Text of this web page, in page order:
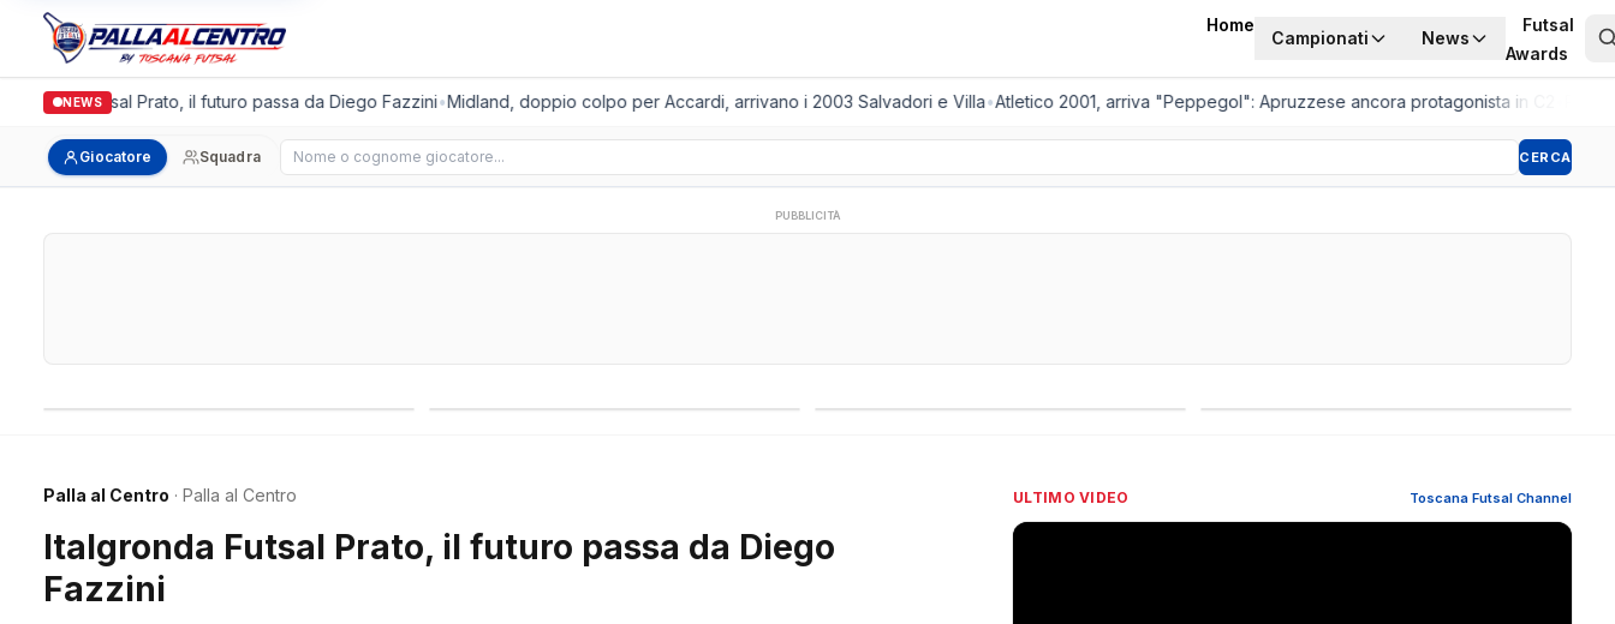
Home
Campionati News
Futsal
Awards
NEWS
Futsal Prato, il futuro passa da Diego Fazzini•Midland, doppio colpo per Accardi, arrivano i 2003 Salvadori e Villa•Atletico 2001, arriva "Peppegol": Apruzzese ancora protagonista in C2
Giocatore Squadra Cerca giocatore CERCA
PUBBLICITÀ
Palla al Centro · Palla al Centro
Midland, doppio colpo per Accardi, arrivano i 2003
Salvadori e Villa
ULTIMO VIDEO Toscana Futsal Channel